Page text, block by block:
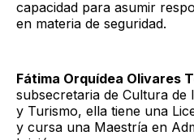
capacidad para asumir
en materia de seguridad.
Fátima Orquídea Olivares
subsecretaria de Cultura de
y Turismo, ella tiene una
y cursa una Maestría en